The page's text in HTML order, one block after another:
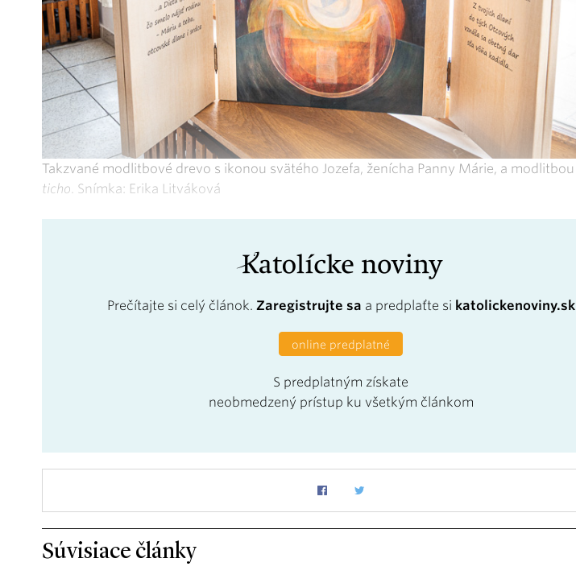
Takzvané modlitbové drevo s ikonou svätého Jozefa, ženícha Panny Márie, a modlitbou
ticho. Snímka: Erika Litváková
Prečítajte si celý článok. Zaregistrujte sa a predplaťte si katolickenoviny.sk
online predplatné
S predplatným získate
neobmedzený prístup ku všetkým článkom
Súvisiace články